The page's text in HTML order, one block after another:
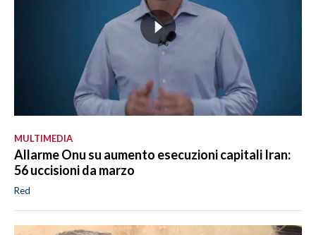
MULTIMEDIA
Allarme Onu su aumento esecuzioni capitali Iran:
56 uccisioni da marzo
Red